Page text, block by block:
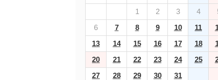
1 2 3 4
6
7 8 9 10 11
13
14 15 16 17 18
20
21 22 23 24 25
27
28 29 30 31